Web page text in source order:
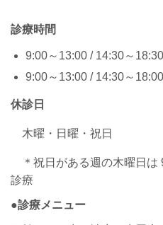
診療時間
9:00～13:00 / 14:30～
9:00～13:00 / 14:30～
休診日
木曜・日曜・祝日
＊祝日がある週の木曜日は
診療
●診療メニュー